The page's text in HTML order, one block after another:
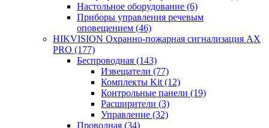
Настольное оборудование (6)
Приборы управления речевым
оповещением (46)
HIKVISION Охранно-пожарная сигнализация AX
PRO (177)
Беспроводная (143)
Извещатели (77)
Комплекты Kit (12)
Контрольные панели (19)
Расширители (3)
Управление (32)
Проводная (34)